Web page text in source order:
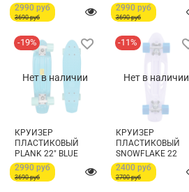
2990 руб
3690 руб
2990 руб
3690 руб
Нет в наличии
-19%
КРУИЗЕР
ПЛАСТИКОВЫЙ
PLANK 22" BLUE
2990 руб
3690 руб
Нет в наличии
-11%
КРУИЗЕР
ПЛАСТИКОВЫЙ
SNOWFLAKE 22
2400 руб
2700 руб